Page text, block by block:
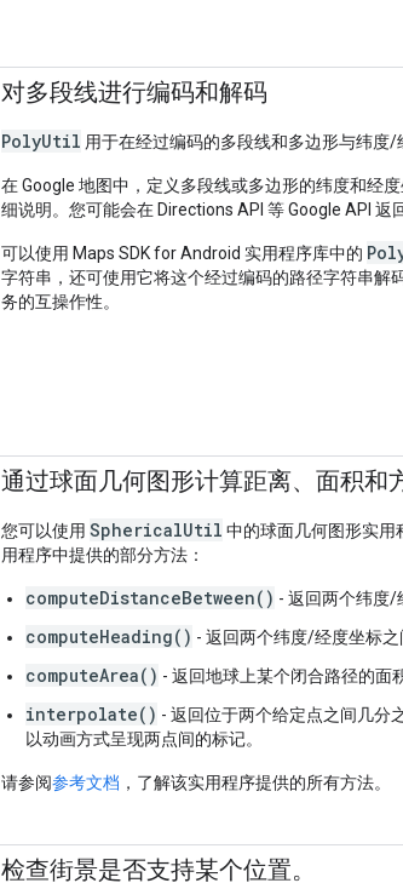
对多段线进行编码和解码
PolyUtil 用于在经过编码的多段线和多边形与纬度/
在 Google 地图中，定义多段线或多边形的纬度和经
细说明。您可能会在 Directions API 等 Google API 返
可以使用 Maps SDK for Android 实用程序库中的
字符串，还可使用它将这个经过编码的路径字符串解
务的互操作性。
通过球面几何图形计算距离、面积和
您可以使用 SphericalUtil 中的球面几何图形实用
用程序中提供的部分方法：
computeDistanceBetween() - 返回两个纬度/
computeHeading() - 返回两个纬度/经度坐标之
computeArea() - 返回地球上某个闭合路径的面
interpolate() - 返回位于两个给定点之间几分
以动画方式呈现两点间的标记。
请参阅参考文档 ，了解该实用程序提供的所有方法。
检查街景是否支持某个位置。